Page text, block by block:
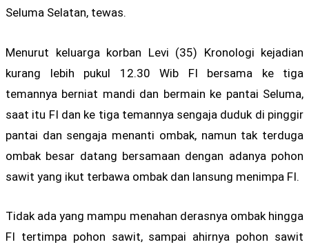
Seluma Selatan, tewas.
Menurut keluarga korban Levi (35) Kronologi kejadian
kurang lebih pukul 12.30 Wib FI bersama ke tiga
temannya berniat mandi dan bermain ke pantai Seluma,
saat itu FI dan ke tiga temannya sengaja duduk di pinggir
pantai dan sengaja menanti ombak, namun tak terduga
ombak besar datang bersamaan dengan adanya pohon
sawit yang ikut terbawa ombak dan lansung menimpa FI.
Tidak ada yang mampu menahan derasnya ombak hingga
FI tertimpa pohon sawit, sampai ahirnya pohon sawit